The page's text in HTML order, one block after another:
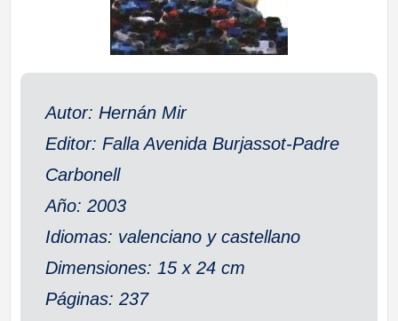
Autor: Hernán Mir
Editor: Falla Avenida Burjassot-Padre
Carbonell
Año: 2003
Idiomas: valenciano y castellano
Dimensiones: 15 x 24 cm
Páginas: 237